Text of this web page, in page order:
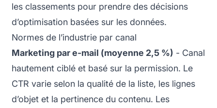
les classements pour prendre des décisions
d’optimisation basées sur les données.
Normes de l’industrie par canal
Marketing par e-mail (moyenne 2,5 %) - Canal
hautement ciblé et basé sur la permission. Le
CTR varie selon la qualité de la liste, les lignes
d’objet et la pertinence du contenu. Les